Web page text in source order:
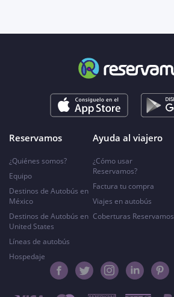
Reservamos
¿Quiénes somos?
Equipo
Destinos de Autobús en
México
Destinos de Autobús en
United States
Líneas de autobús
Hospedaje
Ayuda al viajero
¿Cómo usar
Reservamos?
Factura tu compra
Viajes en autobús
Coberturas Reservamos